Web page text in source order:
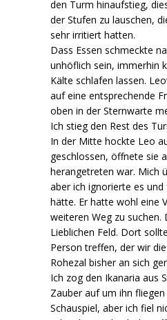
den Turm hinaufstieg,
der Stufen zu lauschen,
sehr irritiert hatten.
Dass Essen schmeckte
unhöflich sein, immerhin
Kälte schlafen lassen.
auf eine entsprechende
oben in der Sternwarte
Ich stieg den Rest des
In der Mitte hockte Leo
geschlossen, öffnete sie
herangetreten war. Mich
aber ich ignorierte es
hätte. Er hatte wohl eine
weiteren Weg zu
Lieblichen Feld. Dort
Person treffen, der wir
Rohezal bisher an sich
Ich zog den Ikanaria aus
Zauber auf um ihn
Schauspiel, aber ich fiel